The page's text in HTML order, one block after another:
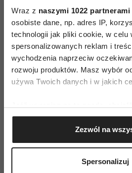
Wraz z naszymi 1022 partnerami
osobiste dane, np. adres IP,
technologii jak pliki cookie, w celu
spersonalizowanych reklam i
wychodzenia naprzeciw
rozwoju produktów. Masz wybór
używa Twoich danych i w jakich
Gromadzić dane
geograficznej z dokładnością
Identyfikować Twoje
(fingerprinting, czyli wirtualny
Zezwól na
Spersonalizuj
wiedzie na polityczne salony
rozgrywa się batalia o karierę
jest połączone: najniższe
z najwyższymi, prywatne z
w sieć zależności Alicia musi
z muchy zmienić się w pająka.
src="https://
8" frameborder="0"
width="100%" height="315-->